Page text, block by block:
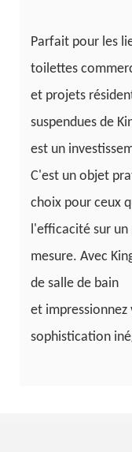
Parfait pour les
toilettes
et projets
suspendues de
est un
C'est un objet
choix pour ceux
l'efficacité sur un
mesure. Avec
de salle de bain
et
sophistication